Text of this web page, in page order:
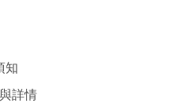
知
詳情